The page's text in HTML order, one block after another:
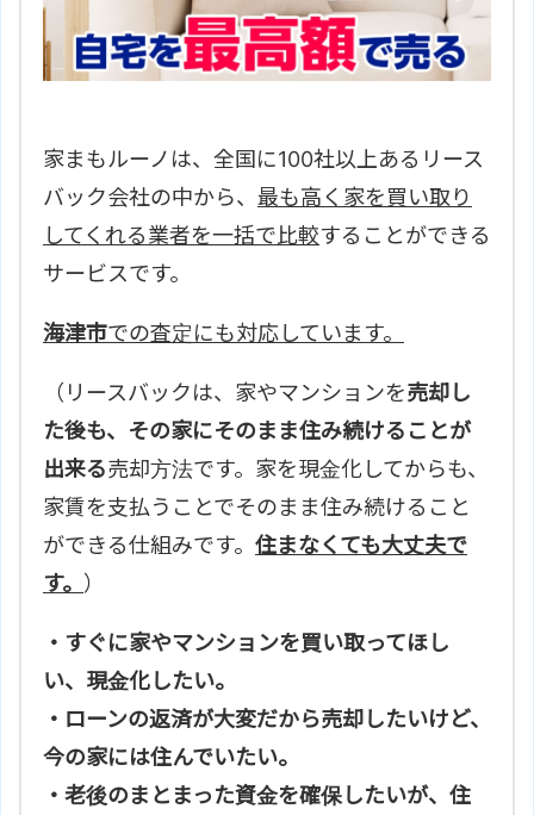
家まもルーノは、全国に100社以上あるリース
バック会社の中から、 最も高く家を買い取り
してくれる業者を一括で比較することができる
サービスです。
海津市での査定にも対応しています。
（リースバックは、家やマンションを売却し
た後も、その家にそのまま住み続けることが
出来る売却方法です。家を現金化してからも、
家賃を支払うことでそのまま住み続けること
ができる仕組みです。 住まなくても大丈夫で
す。 ）
・すぐに家やマンションを買い取ってほし
い、現金化したい。
・ローンの返済が大変だから売却したいけど、
今の家には住んでいたい。
・老後のまとまった資金を確保したいが、住